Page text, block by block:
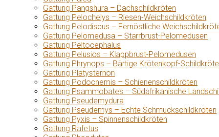
Gattung Pangshura – Dachschildkröten
Gattung Pelochelys – Riesen-Weichschildkröten
Gattung Pelodiscus – Fernöstliche
Gattung Pelomedusa – Starrbrust-Pelomedusen
Gattung Peltocephalus
Gattung Pelusios – Klappbrust-Pelomedusen
Gattung Phrynops – Bärtige Krötenkopf-
Gattung Platysternon
Gattung Podocnemis – Schienenschildkröten
Gattung Psammobates – Südafrikanische
Gattung Pseudemydura
Gattung Pseudemys – Echte Schmuckschildkröten
Gattung Pyxis – Spinnenschildkröten
Gattung Rafetus